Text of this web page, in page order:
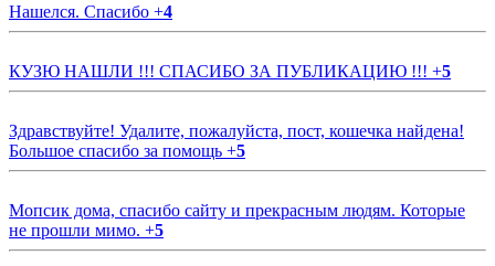
Нашелся. Спасибо +4
КУЗЮ НАШЛИ !!! СПАСИБО ЗА ПУБЛИКАЦИЮ !!! +5
Здравствуйте! Удалите, пожалуйста, пост, кошечка найдена!
Большое спасибо за помощь +5
Мопсик дома, спасибо сайту и прекрасным людям. Которые
не прошли мимо. +5